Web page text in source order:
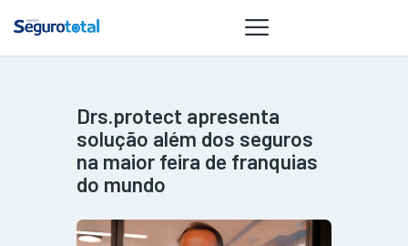
NOTÍCIAS
REVISTA
ESPECIAIS
OURO
Drs.protect apresenta
solução além dos seguros
na maior feira de franquias
do mundo